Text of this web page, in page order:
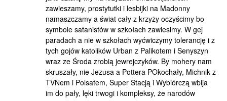
zawieszamy, prostytutki i lesbijki na Madonny
namaszczamy a świat cały z krzyży oczyścimy bo
symbole satanistów w szkołach zawiesimy. W gej
paradach a nie w szkołach wyćwiczymy tolerancję i z
tych gojów katolików Urban z Palikotem i Senyszyn
wraz ze Środa zrobią jewrejczyków. By mohery nam
skruszały, nie Jezusa a Pottera POkochały, Michnik z
TVNem i Polsatem, Super Stacją i Wybiórczą wbija
im do pały, lęki trwogi i kompleksy, że narodów